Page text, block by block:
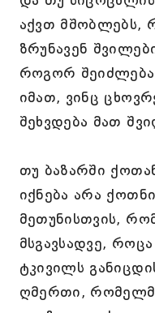
აქვთ მშობლებს,
ზრუნავენ
როგორ
იმათ, ვინც
შეხვდება მათ
თუ ბაზარში
იქნება არა
მეთუნისთვის,
მსგავსადვე,
ტკივილს
ღმერთი,